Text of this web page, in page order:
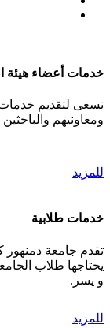
خدمات أعضاء هيئة
نسعى لتقديم خدمات
ومعاونيهم
للمزيد
خدمات طلابية
تقدم جامعة دمنهور
يحتاجها طلاب
و يسر.
للمزيد